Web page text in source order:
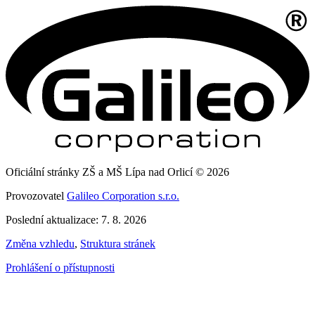
Oficiální stránky ZŠ a MŠ Lípa nad Orlicí © 2026
Provozovatel Galileo Corporation s.r.o.
Poslední aktualizace: 7. 8. 2026
Změna vzhledu, Struktura stránek
Prohlášení o přístupnosti